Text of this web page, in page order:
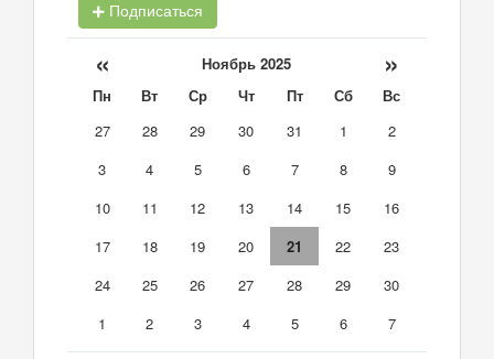
Подписаться
« Ноябрь 2025 »
Пн Вт Ср Чт Пт Сб
Вс
27
28 29 30 31 1
2
3
4 5 6 7 8
9
10
11 12 13 14 15
16
17
18 19 20 21 22
23
24
25 26 27 28 29
30
1
2 3 4 5 6 7